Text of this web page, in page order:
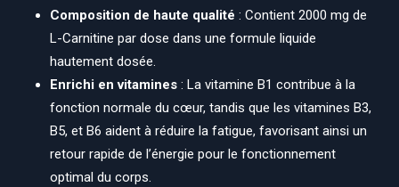
Composition de haute qualité : Contient 2000 mg de
L-Carnitine par dose dans une formule liquide
hautement dosée.
Enrichi en vitamines : La vitamine B1 contribue à la
fonction normale du cœur, tandis que les vitamines B3,
B5, et B6 aident à réduire la fatigue, favorisant ainsi un
retour rapide de l’énergie pour le fonctionnement
optimal du corps.